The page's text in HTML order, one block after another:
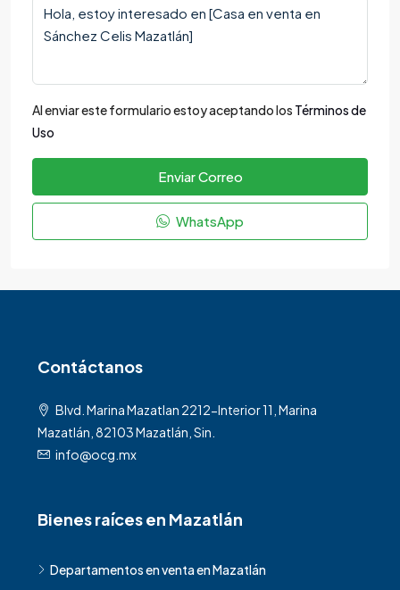
Al enviar este formulario estoy aceptando los Términos de
Uso
Enviar Correo
WhatsApp
Contáctanos
Blvd. Marina Mazatlan 2212-Interior 11, Marina
Mazatlán, 82103 Mazatlán, Sin.
info@ocg.mx
Bienes raíces en Mazatlán
Departamentos en venta en Mazatlán